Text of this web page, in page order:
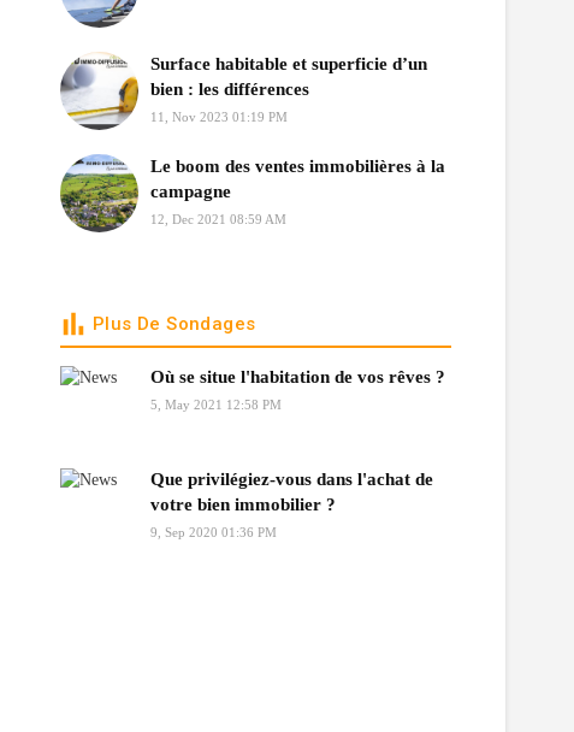
Surface habitable et superficie d’un
bien : les différences
11, Nov 2023 01:19 PM
Le boom des ventes immobilières à la
campagne
12, Dec 2021 08:59 AM
Plus De Sondages
Où se situe l'habitation de vos rêves ?
5, May 2021 12:58 PM
Que privilégiez-vous dans l'achat de
votre bien immobilier ?
9, Sep 2020 01:36 PM